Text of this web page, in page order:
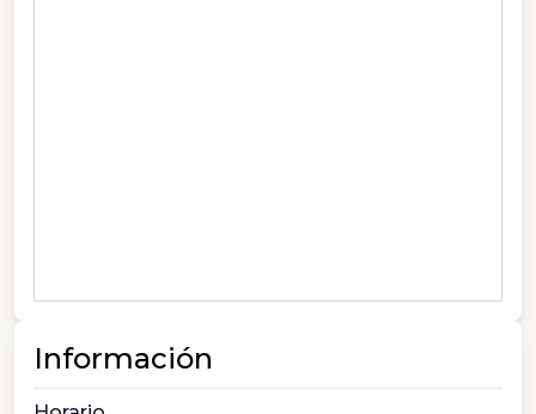
Información